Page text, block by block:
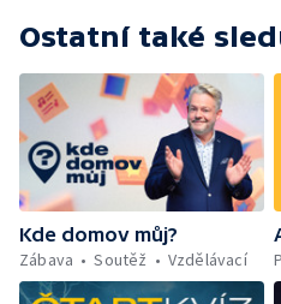
Ostatní také
Kde domov můj?
Zábava
Soutěž Vzdělávací